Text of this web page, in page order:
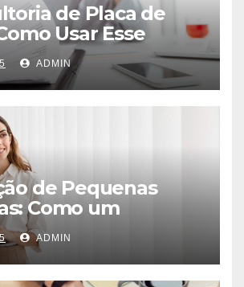
de Placa de
Usar Esse
Negócios e
ADMIN
de Pequenas
Como um
Pode Reduzir Seu
ADMIN